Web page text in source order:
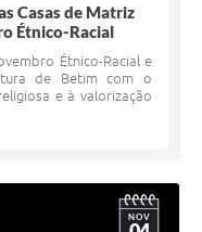
Casas de Matriz
Étnico-Racial
Étnico-Racial e
de Betim com o
e à valorização
NOV